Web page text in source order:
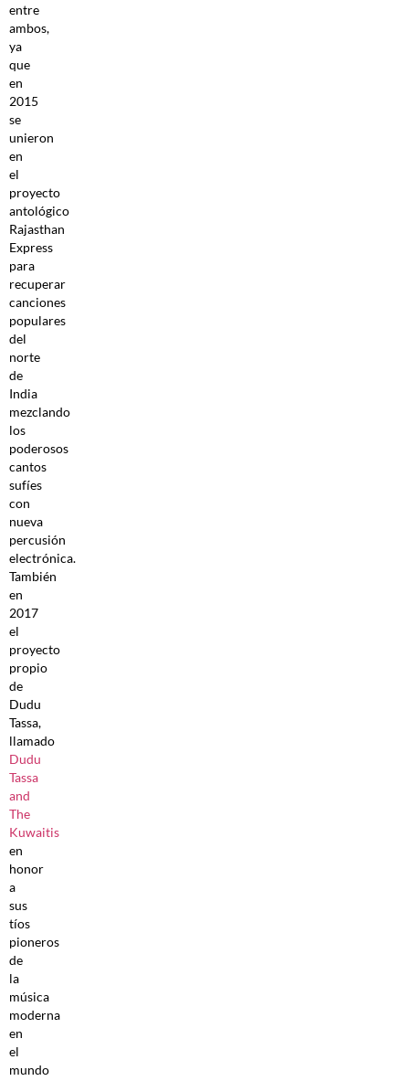
entre
ambos,
ya
que
en
2015
se
unieron
en
el
proyecto
antológico
Rajasthan
Express
para
recuperar
canciones
populares
del
norte
de
India
mezclando
los
poderosos
cantos
sufíes
con
nueva
percusión
electrónica.
También
en
2017
el
proyecto
propio
de
Dudu
Tassa,
llamado
Dudu
Tassa
and
The
Kuwaitis
en
honor
a
sus
tíos
pioneros
de
la
música
moderna
en
el
mundo